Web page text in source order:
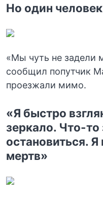
Но один
«Мы чуть не задели
сообщил попутчик
проезжали мимо.
«Я быстро
зеркало. Что-то
остановиться. Я
мертв»